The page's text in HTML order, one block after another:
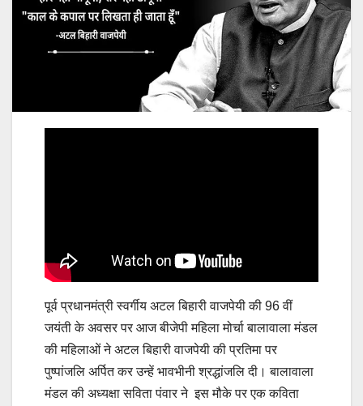
पूर्व प्रधानमंत्री स्वर्गीय अटल बिहारी वाजपेयी की 96 वीं
जयंती के अवसर पर आज बीजेपी महिला मोर्चा बालावाला मंडल
की महिलाओं ने अटल बिहारी वाजपेयी की प्रतिमा पर
पुष्पांजलि अर्पित कर उन्हें भावभीनी श्रद्धांजलि दी। बालावाला
मंडल की अध्यक्षा सविता पंवार ने इस मौके पर एक कविता